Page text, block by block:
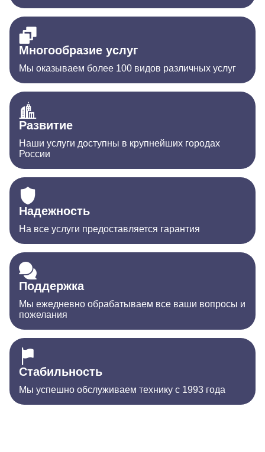
Многообразие услуг
Мы оказываем более 100 видов различных услуг
Развитие
Наши услуги доступны в крупнейших городах
России
Надежность
На все услуги предоставляется гарантия
Поддержка
Мы ежедневно обрабатываем все ваши вопросы и
пожелания
Стабильность
Мы успешно обслуживаем технику с 1993 года